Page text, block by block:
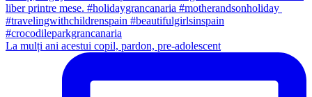
La mulți ani acestui copil, pardon, pre-adolescent